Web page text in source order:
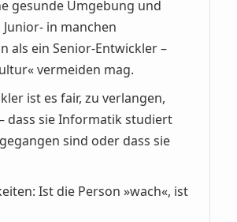
gesunde Umgebung und
in manchen
als ein Senior-Entwickler –
vermeiden mag.
ist es fair, zu verlangen,
dass sie Informatik studiert
sind oder dass sie
Ist die Person »wach«, ist